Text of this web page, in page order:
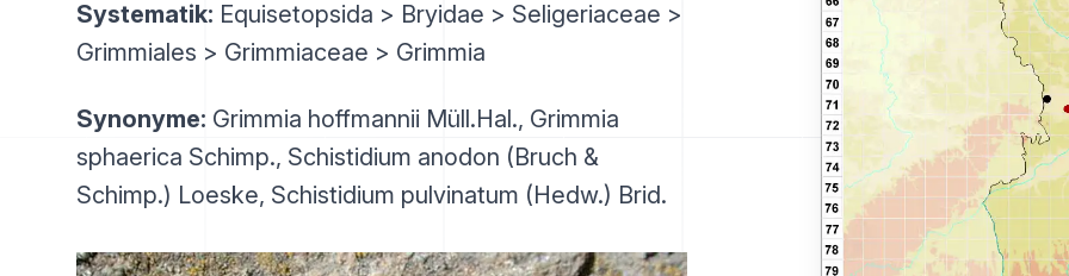
Systematik: Equisetopsida > Bryidae > Seligeriaceae >
Grimmiales > Grimmiaceae > Grimmia
Synonyme: Grimmia hoffmannii Müll.Hal., Grimmia
sphaerica Schimp., Schistidium anodon (Bruch &
Schimp.) Loeske, Schistidium pulvinatum (Hedw.) Brid.